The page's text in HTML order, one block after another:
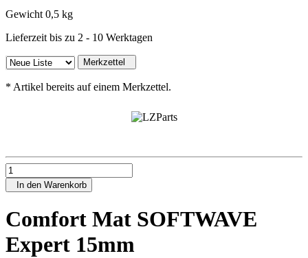
Gewicht 0,5 kg
Lieferzeit bis zu 2 - 10 Werktagen
Merkzettel
* Artikel bereits auf einem Merkzettel.
In den Warenkorb
Comfort Mat SOFTWAVE
Expert 15mm